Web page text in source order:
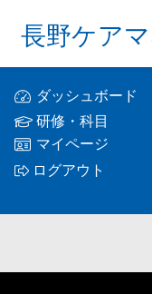
長野ケア
ダッシュボード
研修・科目
マイページ
ログアウト